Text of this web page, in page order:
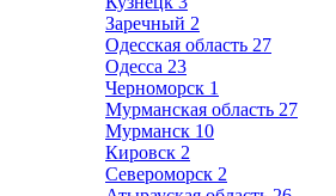
Заречный 2
Одесская область 27
Одесса 23
Черноморск 1
Мурманская область 27
Мурманск 10
Кировск 2
Североморск 2